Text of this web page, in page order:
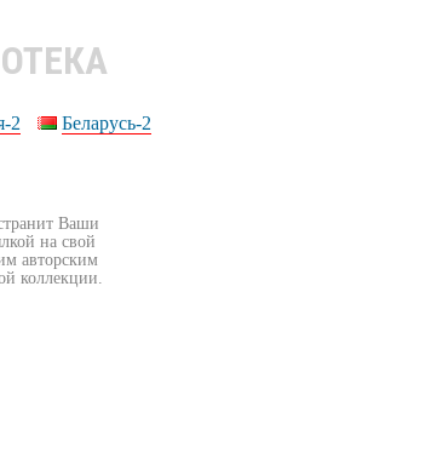
2
Беларусь-2
Ваши
на свой
авторским
коллекции.